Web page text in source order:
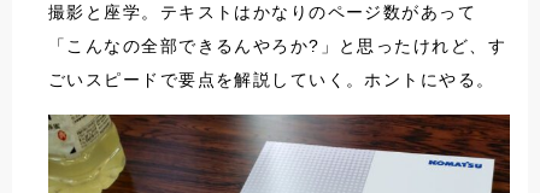
撮影と座学。テキストはかなりのページ数があって
「こんなの全部できるんやろか?」と思ったけれど、す
ごいスピードで要点を解説していく。ホントにやる。